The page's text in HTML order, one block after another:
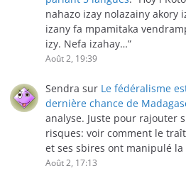
nahazo izay nolazainy akory
izany fa mpamitaka
izy. Nefa izahay…”
Août 2, 19:39
Sendra sur Le fédéralisme
dernière chance de
analyse. Juste pour rajouter
risques: voir comment le
et ses sbires ont manipulé
Août 2, 17:13